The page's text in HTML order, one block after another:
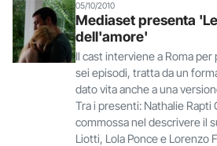
05/10/2010
Mediaset presenta
dell'amore'
Il cast interviene a Roma
sei episodi, tratta da un
dato vita anche a una
Tra i presenti: Nathalie Rapti
commossa nel descrivere il
Liotti, Lola Ponce e Lorenzo